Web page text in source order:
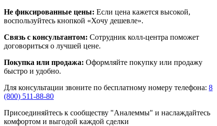
Не фиксированные цены: Если цена кажется высокой,
воспользуйтесь кнопкой «Хочу дешевле».
Связь с консультантом: Сотрудник колл-центра поможет
договориться о лучшей цене.
Покупка или продажа: Оформляйте покупку или продажу
быстро и удобно.
Для консультации звоните по бесплатному номеру телефона: 8
(800) 511-88-80
Присоединяйтесь к сообществу "Аналеммы" и наслаждайтесь
комфортом и выгодой каждой сделки